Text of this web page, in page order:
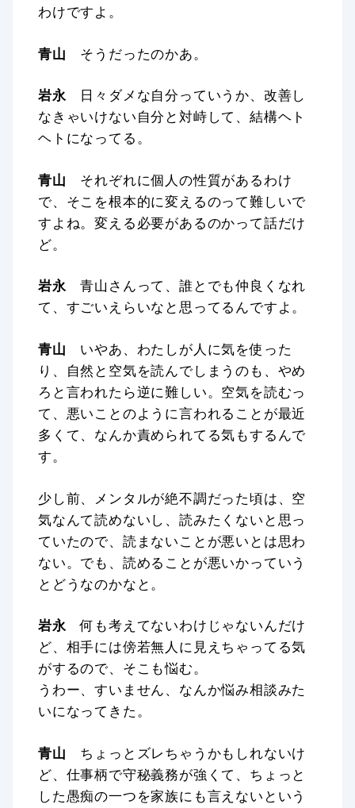
わけですよ。
青山 そうだったのかあ。
岩永日々ダメな自分っていうか、改善し
なきゃいけない自分と対峙して、結構ヘト
ヘトになってる。
青山 それぞれに個人の性質があるわけ
で、そこを根本的に変えるのって難しいで
すよね。変える必要があるのかって話だけ
ど。
岩永青山さんって、誰とでも仲良くなれ
て、すごいえらいなと思ってるんですよ。
青山 いやあ、わたしが人に気を使った
り、自然と空気を読んでしまうのも、やめ
ろと言われたら逆に難しい。空気を読むっ
て、悪いことのように言われることが最近
多くて、なんか責められてる気もするんで
す。
少し前、メンタルが絶不調だった頃は、空
気なんて読めないし、読みたくないと思っ
ていたので、読まないことが悪いとは思わ
ない。でも、読めることが悪いかっていう
とどうなのかなと。
岩永何も考えてないわけじゃないんだけ
ど、相手には傍若無人に見えちゃってる気
がするので、そこも悩む。
うわー、すいません、なんか悩み相談みた
いになってきた。
青山 ちょっとズレちゃうかもしれないけ
ど、仕事柄で守秘義務が強くて、ちょっと
した愚痴の一つを家族にも言えないという